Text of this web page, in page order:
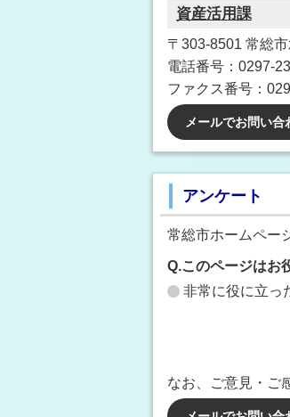
資産活用課
〒303-8501 常総
電話番号：0297-
ファクス番号：
メールでお問い合
アンケート
常総市ホームペー
Q.このページはお
非常に役に立っ
なお、ご意見・ご